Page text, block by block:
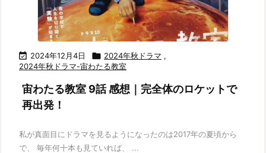
 2024年12月4日  2024年秋ドラマ ,
2024年秋ドラマ-宙わたる教室
宙わたる教室 9話 感想｜完全体のロケットで
再出発！
私が真面目にドラマを見るようになったのは2017年の夏頃から
で、 毎年何十本も見ていれば、 ...